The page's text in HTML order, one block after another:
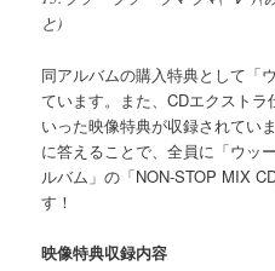
と)
同アルバムの購入特典として「
ています。また、CDエクスト
いった映像特典が収録されてい
に答えることで、全員に「ウッ
ルバム」の「NON-STOP MIX
す！
映像特典収録内容